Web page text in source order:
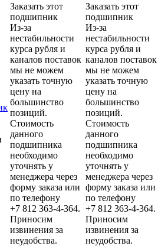
Заказать этот
подшипник
Из-за
нестабильности
курса рубля и
каналов поставок
мы не можем
указать точную
цену на
большинство
позиций.
Стоимость
данного
подшипника
необходимо
уточнять у
менеджера через
форму заказа или
по телефону
+7 812 363-4-364.
Приносим
извинения за
неудобства.
Заказать этот
подшипник
Из-за
нестабильности
курса рубля и
каналов поставок
мы не можем
указать точную
цену на
большинство
позиций.
Стоимость
данного
подшипника
необходимо
уточнять у
менеджера через
форму заказа или
по телефону
+7 812 363-4-364.
Приносим
извинения за
неудобства.